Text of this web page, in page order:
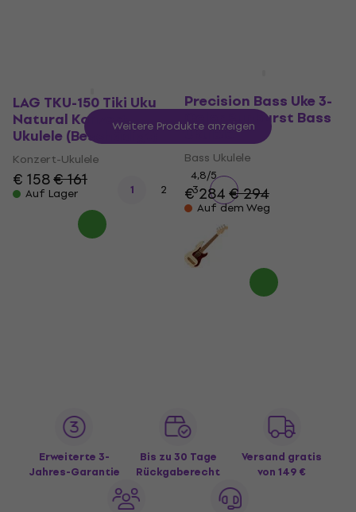
LAG TKU-150 Tiki Uku
Natural Konzert-
Ukulele (Beschädigt)
Konzert-Ukulele
€ 158€ 161
Auf Lager
Precision Bass Uke 3-
Color Sunburst Bass
Ukulele
Bass Ukulele
4,8/5
€ 284€ 294
Auf dem Weg
Weitere Produkte anzeigen
1 2 3
Erweiterte 3-
Jahres-Garantie
Bis zu 30 Tage
Rückgaberecht
Versand gratis
von 149 €